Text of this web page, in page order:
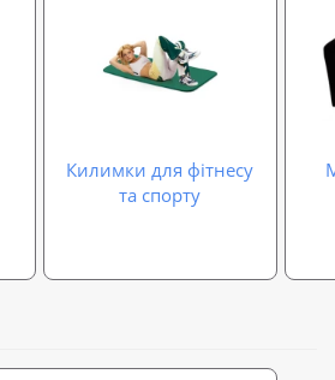
Килимки для фітнесу
та спорту